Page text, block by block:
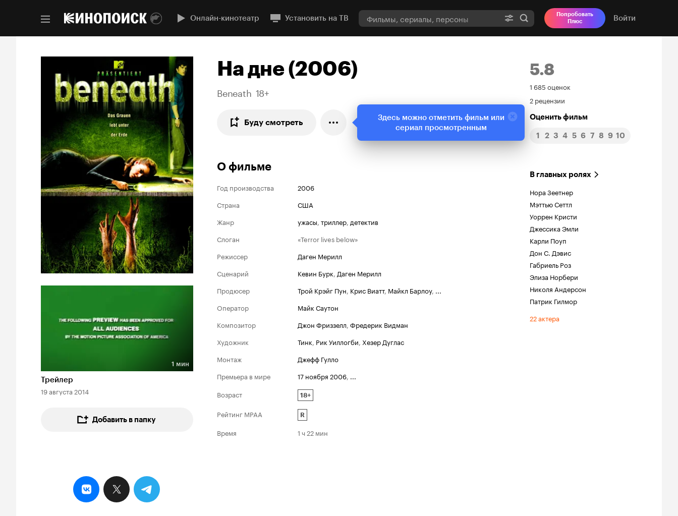
Онлайн-кинотеатр Установить на ТВ
Попробовать
Плюс
Войти
Длительность 1 мин
1 мин
Трейлер
19 августа 2014
Добавить в папку
На дне (2006)
Beneath 18+
Буду смотреть
5.8
Рейтинг
Кинопоиска
5.8
1 685 оценок
2 рецензии
Оценить фильм
1 2 3 4 5 6 7 8 9 10
О фильме
Год производства
2006
Страна
США
Жанр
ужасы, триллер, детектив
Слоган
«Terror lives below»
Режиссер
Даген Мерилл
Сценарий
Кевин Бурк, Даген Мерилл
Продюсер
Трой Крэйг Пун, Крис Виатт, Майкл Барлоу, ...
Оператор
Майк Саутон
Композитор
Джон Фриззелл, Фредерик Видман
Художник
Тинк, Рик Уиллогби, Хезер Дуглас
Монтаж
Джефф Гулло
Премьера в мире
17 ноября 2006, ...
Возраст
18+
Рейтинг MPAA R
Время 1 ч 22 мин
В главных ролях
Нора Зеетнер
Мэттью Сеттл
Уоррен Кристи
Джессика Эмли
Карли Поуп
Дон С. Дэвис
Габриель Роз
Элиза Норбери
Николя Андерсон
Патрик Гилмор
22 актера
Здесь можно отметить фильм или
сериал просмотренным